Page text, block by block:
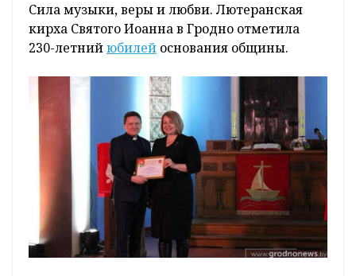
Сила музыки, веры и любви. Лютеранская
кирха Святого Иоанна в Гродно отметила
230-летнийюбилей основания общины.